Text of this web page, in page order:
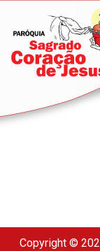
Copyright ©